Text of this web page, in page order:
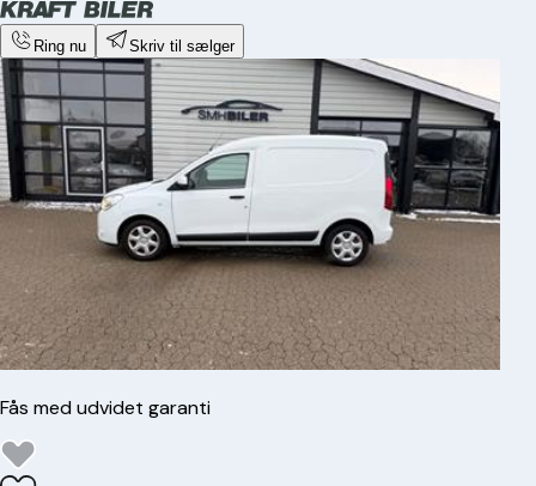
Ring nu Skriv til sælger
Fås med udvidet garanti